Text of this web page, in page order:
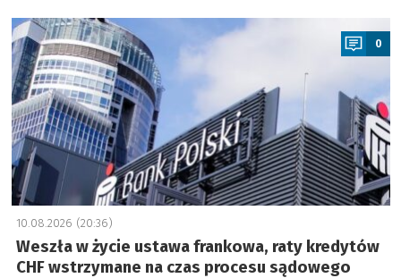
a
0
10.08.2026 (20:36)
Weszła w życie ustawa frankowa, raty kredytów
CHF wstrzymane na czas procesu sądowego